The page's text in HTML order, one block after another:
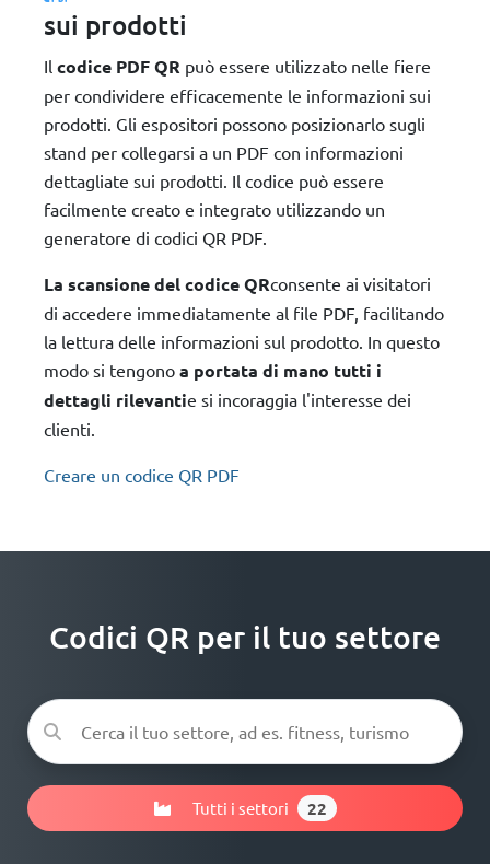
sui prodotti
Il codice PDF QR può essere utilizzato nelle fiere
per condividere efficacemente le informazioni sui
prodotti. Gli espositori possono posizionarlo sugli
stand per collegarsi a un PDF con informazioni
dettagliate sui prodotti. Il codice può essere
facilmente creato e integrato utilizzando un
generatore di codici QR PDF.
La scansione del codice QRconsente ai visitatori
di accedere immediatamente al file PDF, facilitando
la lettura delle informazioni sul prodotto. In questo
modo si tengono a portata di mano tutti i
dettagli rilevantie si incoraggia l'interesse dei
clienti.
Creare un codice QR PDF
Codici QR per il tuo settore
Tutti i settori 22